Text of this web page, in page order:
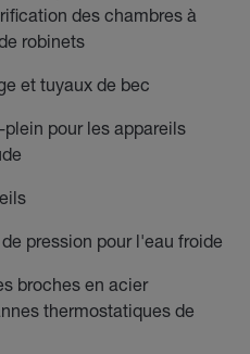
des chambres à
robinets
et tuyaux de bec
pour les appareils
pression pour l'eau froide
broches en acier
thermostatiques de